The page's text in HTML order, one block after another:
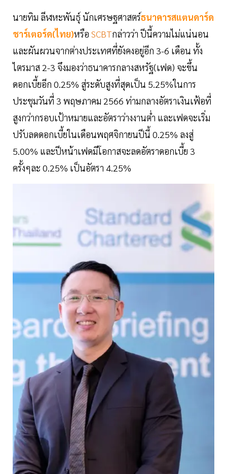
นายทิม ลีฬหะพันธุ์ นักเศรษฐศาสตร์ธนาคารสแตนดาร์ด
ชาร์เตอร์ด(ไทย)หรือ SCBTกล่าวว่า ปีนี้ความไม่แน่นอน
และผันผวนจากต่างประเทศที่ยังคงอยู่อีก 3-6 เดือน ทั้ง
ไตรมาส 2-3 จึงมองว่าธนาคารกลางสหรัฐ(เฟด) จะขึ้น
ดอกเบี้ยอีก 0.25% สู่ระดับสูงที่สุดเป็น 5.25%ในการ
ประชุมวันที่ 3 พฤษภาคม 2566 ท่ามกลางอัตราเงินเฟ้อที่
สูงกว่ากรอบเป้าหมายและอัตราว่างงานต่ำ และเฟดจะเริ่ม
ปรับลดดอกเบี้ยในเดือนพฤศจิกายนปีนี้ 0.25% ลงสู่
5.00% และปีหน้าเฟดมีโอกาสจะลดอัตราดอกเบี้ย 3
ครั้งๆละ 0.25% เป็นอัตรา 4.25%